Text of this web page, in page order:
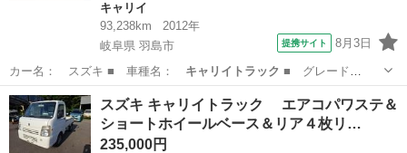
キャリイ
93,238km
2012年
岐阜県 羽島市
提携サイト 8月3日
カー名： スズキ ■ 車種名： キャリイトラック ■ グレード
名： ＫＵエアコン…
岐阜 羽島市 キャリイ
スズキ キャリイトラック エアコパワステ＆
ショートホイールベース＆リア４枚リ…
235,000円